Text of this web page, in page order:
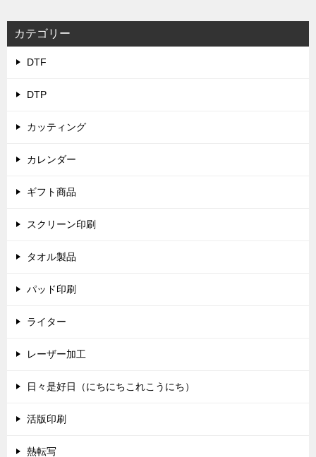
カテゴリー
DTF
DTP
カッティング
カレンダー
ギフト商品
スクリーン印刷
タオル製品
パッド印刷
ライター
レーザー加工
日々是好日（にちにちこれこうにち）
活版印刷
熱転写